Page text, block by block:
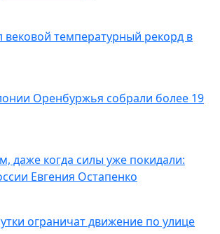
температурный рекорд в
Оренбуржья собрали более 19
даже когда силы уже покидали:
Евгения Остапенко
ограничат движение по улице